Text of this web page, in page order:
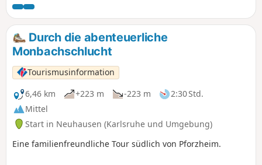
Sehr angenehm bei warmem Wetter zu
machen, da die Strecke hauptsächlich durch
den Wald führt.
Durch die abenteuerliche
Monbachschlucht
Tourismusinformation
6,46 km
+223 m -223 m
2:30 Std.
Mittel
Start in Neuhausen (Karlsruhe und Umgebung)
Eine familienfreundliche Tour südlich von Pforzheim.